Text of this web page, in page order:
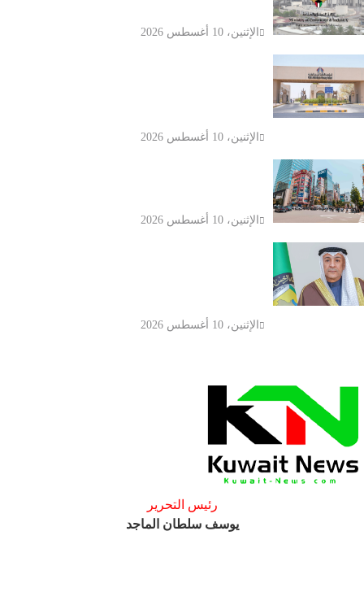
الإثنين، 10 أغسطس 2026
الإثنين، 10 أغسطس 2026
الإثنين، 10 أغسطس 2026
الإثنين، 10 أغسطس 2026
رئيس التحرير
يوسف سلطان الماجد